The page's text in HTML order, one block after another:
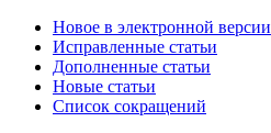
Новое в электронной версии
Исправленные статьи
Дополненные статьи
Новые статьи
Список сокращений